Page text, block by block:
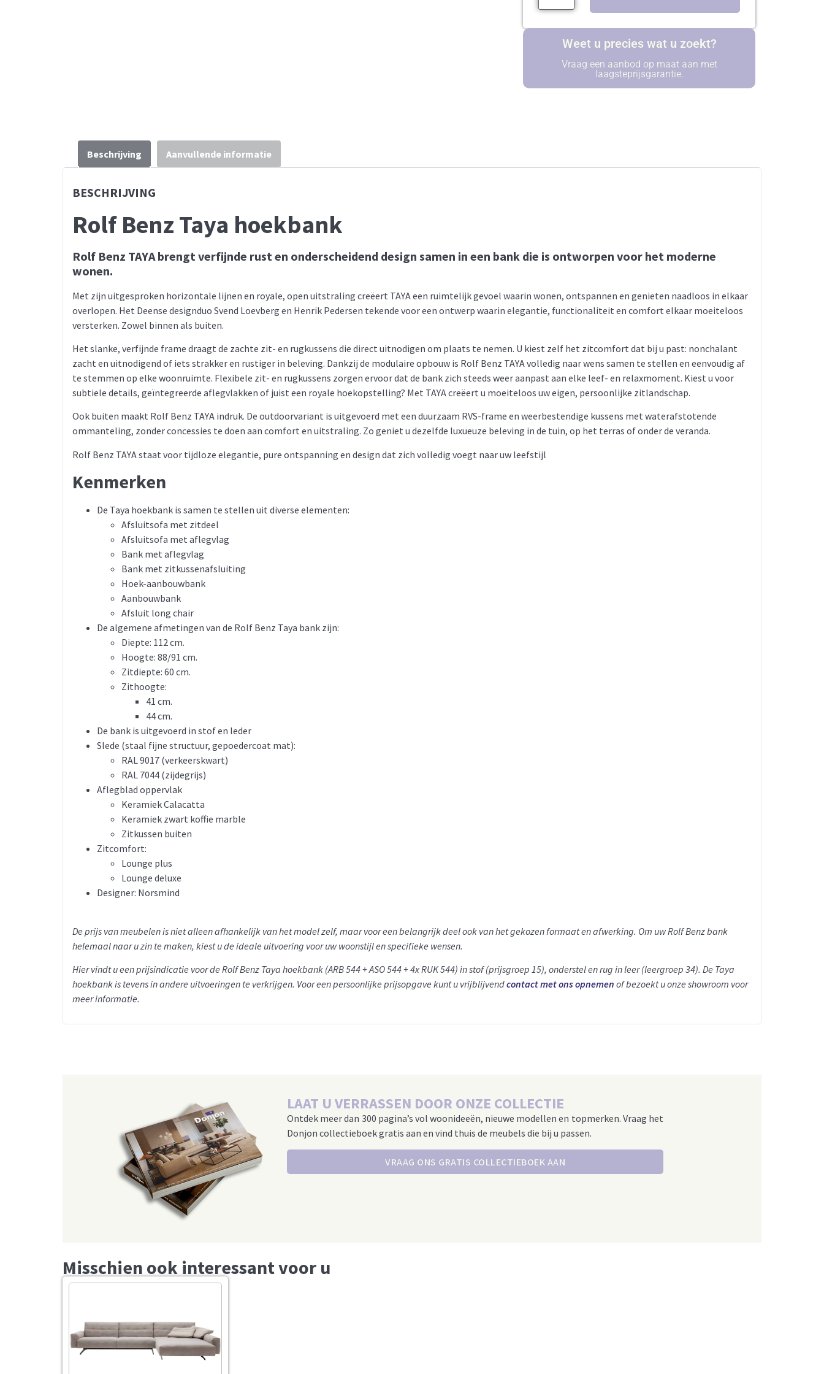
Weet u precies wat u zoekt?
Vraag een aanbod op maat aan met
laagsteprijsgarantie.
Beschrijving Aanvullende informatie
BESCHRIJVING
Rolf Benz Taya hoekbank
Rolf Benz TAYA brengt verfijnde rust en onderscheidend design samen in een bank die is ontworpen voor het moderne
wonen.
Met zijn uitgesproken horizontale lijnen en royale, open uitstraling creëert TAYA een ruimtelijk gevoel waarin wonen, ontspannen en genieten naadloos in elkaar
overlopen. Het Deense designduo Svend Loevberg en Henrik Pedersen tekende voor een ontwerp waarin elegantie, functionaliteit en comfort elkaar moeiteloos
versterken. Zowel binnen als buiten.
Het slanke, verfijnde frame draagt de zachte zit- en rugkussens die direct uitnodigen om plaats te nemen. U kiest zelf het zitcomfort dat bij u past: nonchalant
zacht en uitnodigend of iets strakker en rustiger in beleving. Dankzij de modulaire opbouw is Rolf Benz TAYA volledig naar wens samen te stellen en eenvoudig af
te stemmen op elke woonruimte. Flexibele zit- en rugkussens zorgen ervoor dat de bank zich steeds weer aanpast aan elke leef- en relaxmoment. Kiest u voor
subtiele details, geïntegreerde aflegvlakken of juist een royale hoekopstelling? Met TAYA creëert u moeiteloos uw eigen, persoonlijke zitlandschap.
Ook buiten maakt Rolf Benz TAYA indruk. De outdoorvariant is uitgevoerd met een duurzaam RVS-frame en weerbestendige kussens met waterafstotende
ommanteling, zonder concessies te doen aan comfort en uitstraling. Zo geniet u dezelfde luxueuze beleving in de tuin, op het terras of onder de veranda.
Rolf Benz TAYA staat voor tijdloze elegantie, pure ontspanning en design dat zich volledig voegt naar uw leefstijl
Kenmerken
De Taya hoekbank is samen te stellen uit diverse elementen:
Afsluitsofa met zitdeel
Afsluitsofa met aflegvlag
Bank met aflegvlag
Bank met zitkussenafsluiting
Hoek-aanbouwbank
Aanbouwbank
Afsluit long chair
De algemene afmetingen van de Rolf Benz Taya bank zijn:
Diepte: 112 cm.
Hoogte: 88/91 cm.
Zitdiepte: 60 cm.
Zithoogte:
41 cm.
44 cm.
De bank is uitgevoerd in stof en leder
Slede (staal fijne structuur, gepoedercoat mat):
RAL 9017 (verkeerskwart)
RAL 7044 (zijdegrijs)
Aflegblad oppervlak
Keramiek Calacatta
Keramiek zwart koffie marble
Zitkussen buiten
Zitcomfort:
Lounge plus
Lounge deluxe
Designer: Norsmind
De prijs van meubelen is niet alleen afhankelijk van het model zelf, maar voor een belangrijk deel ook van het gekozen formaat en afwerking. Om uw Rolf Benz bank
helemaal naar u zin te maken, kiest u de ideale uitvoering voor uw woonstijl en specifieke wensen.
Hier vindt u een prijsindicatie voor de Rolf Benz Taya hoekbank (ARB 544 + ASO 544 + 4x RUK 544) in stof (prijsgroep 15), onderstel en rug in leer (leergroep 34). De Taya
hoekbank is tevens in andere uitvoeringen te verkrijgen. Voor een persoonlijke prijsopgave kunt u vrijblijvendcontact met ons opnemen of bezoekt u onze showroom voor
meer informatie.
LAAT U VERRASSEN DOOR ONZE COLLECTIE
Ontdek meer dan 300 pagina’s vol woonideeën, nieuwe modellen en topmerken. Vraag het
Donjon collectieboek gratis aan en vind thuis de meubels die bij u passen.
VRAAG ONS GRATIS COLLECTIEBOEK AAN
Misschien ook interessant voor u